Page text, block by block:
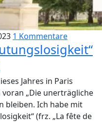
1 Kommentare
Jahres in Paris
voran „Die unerträgliche
bleiben. Ich habe mit
(frz. „La fête de